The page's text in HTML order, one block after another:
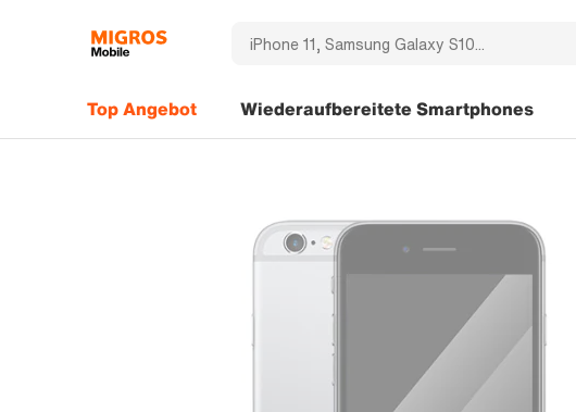
Top Angebot Wiederaufbereitete Smartphones